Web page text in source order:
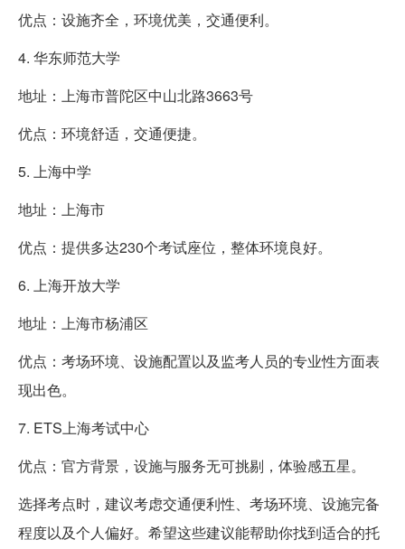
优点：设施齐全，环境优美，交通便利。
4. 华东师范大学
地址：上海市普陀区中山北路3663号
优点：环境舒适，交通便捷。
5. 上海中学
地址：上海市
优点：提供多达230个考试座位，整体环境良好。
6. 上海开放大学
地址：上海市杨浦区
优点：考场环境、设施配置以及监考人员的专业性方面表
现出色。
7. ETS上海考试中心
优点：官方背景，设施与服务无可挑剔，体验感五星。
选择考点时，建议考虑交通便利性、考场环境、设施完备
程度以及个人偏好。希望这些建议能帮助你找到适合的托